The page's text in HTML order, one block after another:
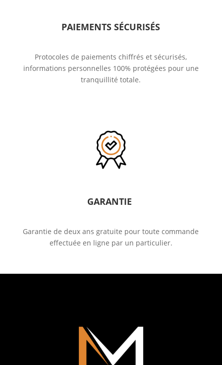
PAIEMENTS SÉCURISÉS
Protocoles de paiements chiffrés et sécurisés,
informations personnelles 100% protégées pour une
tranquillité totale.
GARANTIE
Garantie de deux ans gratuite pour toute commande
effectuée en ligne par un particulier.